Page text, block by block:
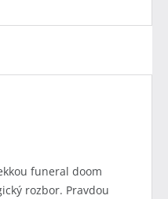
funeral doom
rozbor. Pravdou